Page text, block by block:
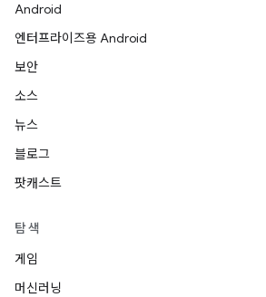
Android
엔터프라이즈용 Android
보안
소스
뉴스
블로그
팟캐스트
탐색
게임
머신러닝